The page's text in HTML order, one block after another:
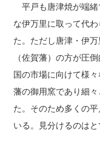
平戸も唐津焼が端
な伊万里に取って代
た。ただし唐津・伊
（佐賀藩）の方が圧
国の市場に向けて様
藩の御用窯であり細
た。そのため多くの
いる。見分けるのはと